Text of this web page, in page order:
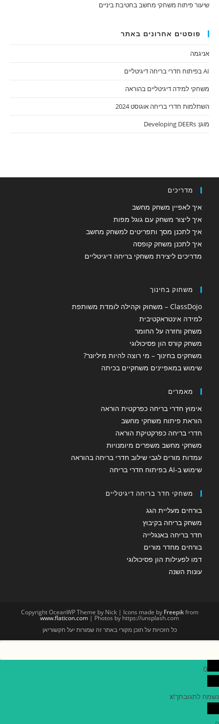
שיעור פיתוח משחקי מחשב בחטיבת ביניים
פוסטים אחרונים באתר
אניגמה
AI בפיתוח חדרי בריחה דיגיטליים
משחקי למידה דיגיטליים בהוראה
השתלמות חדרי בריחה אוגוסט 2024
מוגן: Developing DEERs
מדריכים
איך לאפיין משחק מחשב
איך ליצור משחק עם גוגל מפות
איך לתכנן מסך ותפריטים למשחק מחשב
איך לתכנן משחק קופסה
מדריכים ליצירת משחקי בריחה דיגיטליים
משחוק בחינוך
ClassDojo – משחוק וקהילה לומדת משותפת
למידה אינטראקטיבית
משחק וחזרה על החומר
משחק קורס הון פסיכולוגי
משחקים בחינוך – מי רוצה להיות מיליונר?
שימוש במאפיינים משחקיים בכיתה
מאמרים
אימוץ חדרי בריחה כפרקטית הוראה
הוראת פיתוח משחקי מחשב
חדרי בריחה כפרקטיקת הוראה
משחקי מחשב משפרים מיומנויות
עמדות מורים לגבי שילוב חדרי בריחה בהוראה
שימוש ב-AI בפיתוח חדרי בריחה
משחקי חדר בריחה דיגיטליים
בורחים מעליית הגג
משחק בריחה בקיבוץ
חדר בריחה באנגלייה
בורחים מחדר מורים
דמו לפעילות הון פסיכולוגי
עונות השנה
Copyright OceanWP Theme by Nick | Icons made by Freepikfrom
www.flaticon.com | Photos by https://unsplash.com
כל הזכויות על תוכן מקורי באתר זה שמורות יעל חקשוריאן
0
נשמח לתגובתך!x